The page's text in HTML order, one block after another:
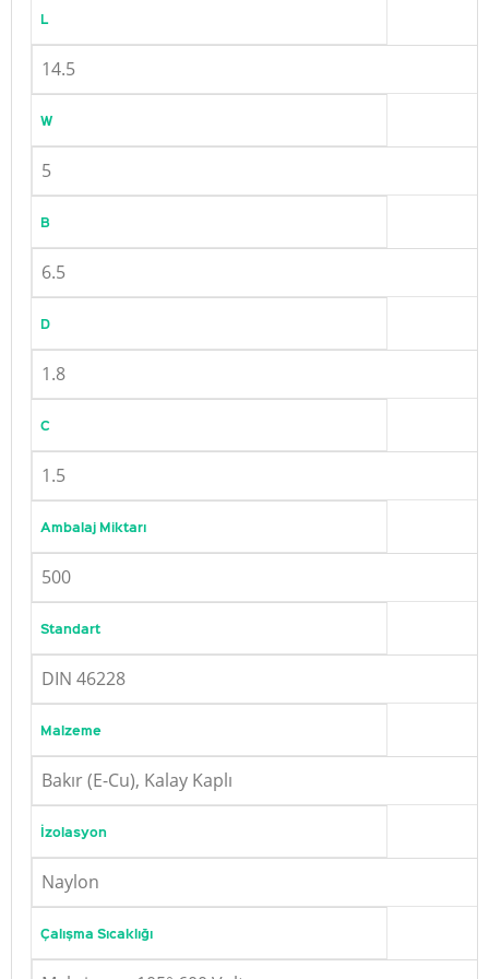
L
14.5
W
5
B
6.5
D
1.8
C
1.5
Ambalaj Miktarı
500
Standart
DIN 46228
Malzeme
Bakır (E-Cu), Kalay Kaplı
İzolasyon
Naylon
Çalışma Sıcaklığı